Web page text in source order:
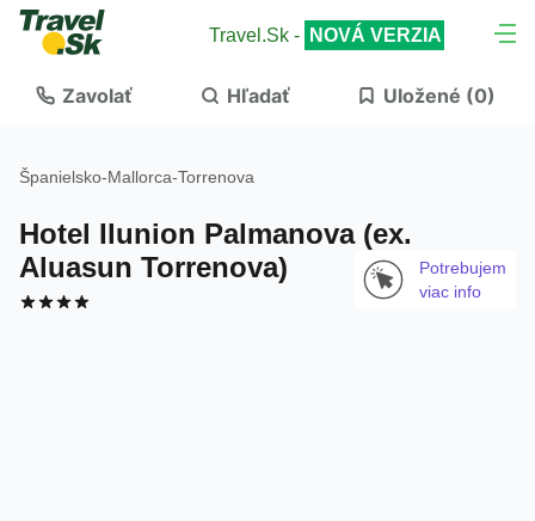
Travel.Sk - NOVÁ VERZIA
Zavolať Hľadať Uložené (0)
Španielsko-Mallorca-Torrenova
Hotel Ilunion Palmanova (ex.
Aluasun Torrenova)
Potrebujem
viac info